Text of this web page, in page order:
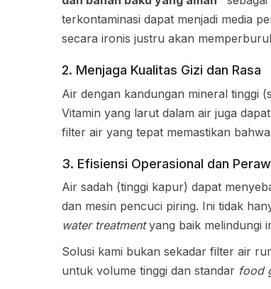
terkontaminasi dapat menjadi media
secara ironis justru akan
2. Menjaga Kualitas Gizi dan Rasa
Air dengan kandungan mineral tinggi
Vitamin yang larut dalam air juga
filter air yang tepat memastikan
3. Efisiensi Operasional dan
Air sadah (tinggi kapur) dapat
dan mesin pencuci piring. Ini tidak
water treatmentyang baik melindungi
Solusi kami bukan sekadar filter air
untuk volume tinggi dan standar food